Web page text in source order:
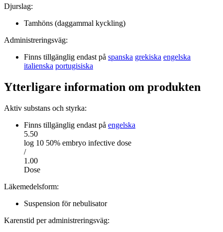
Djurslag:
Tamhöns (daggammal kyckling)
Administreringsväg:
Finns tillgänglig endast på spanska grekiska engelska
italienska portugisiska
Ytterligare information om produkten
Aktiv substans och styrka:
Finns tillgänglig endast på engelska
5.50
log 10 50% embryo infective dose
/
1.00
Dose
Läkemedelsform:
Suspension för nebulisator
Karenstid per administreringsväg: